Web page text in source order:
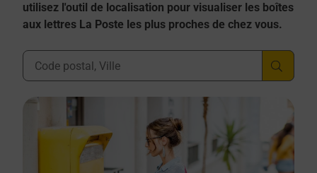
utilisez l'outil de localisation pour visualiser les boîtes
aux lettres La Poste les plus proches de chez vous.
Ville, Département, Code Postal